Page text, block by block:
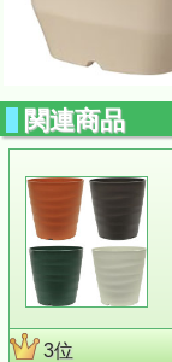
関連商品
3位